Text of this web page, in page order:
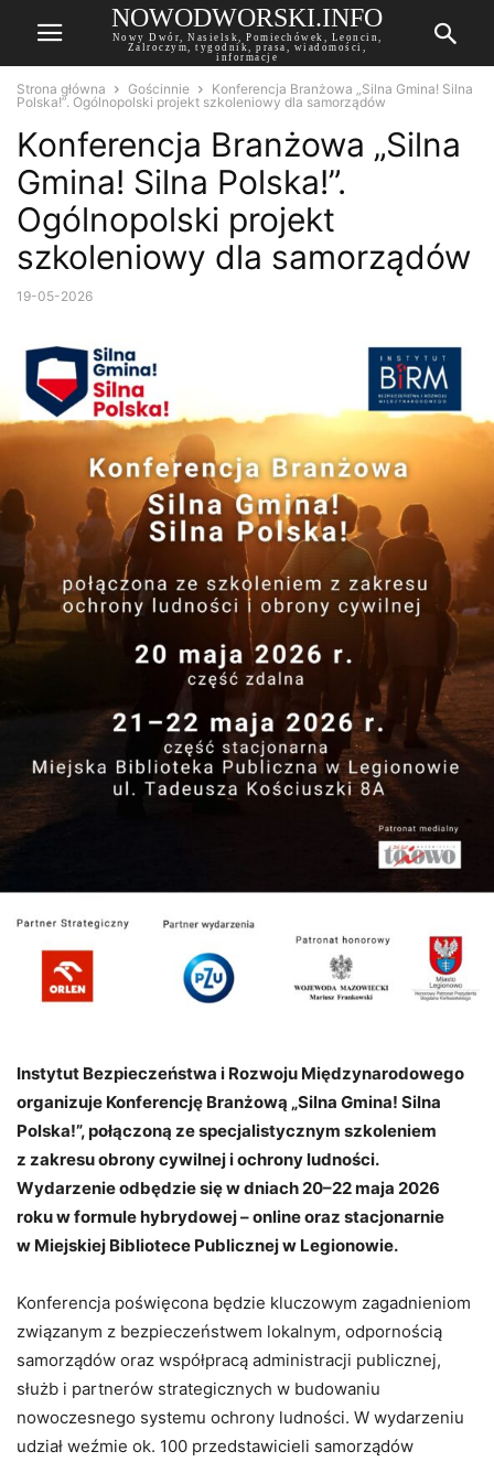
NOWODWORSKI.INFO
Nowy Dwór, Nasielsk, Pomiechówek, Leoncin,
Zalroczym, tygodnik, prasa, wiadomości,
informacje
Strona główna Gościnnie
Konferencja Branżowa „Silna Gmina! Silna
Polska!”. Ogólnopolski projekt szkoleniowy dla samorządów
Konferencja Branżowa „Silna
Gmina! Silna Polska!”.
Ogólnopolski projekt
szkoleniowy dla samorządów
19-05-2026
Instytut Bezpieczeństwa i Rozwoju Międzynarodowego
organizuje Konferencję Branżową „Silna Gmina! Silna
Polska!”, połączoną ze specjalistycznym szkoleniem
z zakresu obrony cywilnej i ochrony ludności.
Wydarzenie odbędzie się w dniach 20–22 maja 2026
roku w formule hybrydowej – online oraz stacjonarnie
w Miejskiej Bibliotece Publicznej w Legionowie.
Konferencja poświęcona będzie kluczowym zagadnieniom
związanym z bezpieczeństwem lokalnym, odpornością
samorządów oraz współpracą administracji publicznej,
służb i partnerów strategicznych w budowaniu
nowoczesnego systemu ochrony ludności. W wydarzeniu
udział weźmie ok. 100 przedstawicieli samorządów